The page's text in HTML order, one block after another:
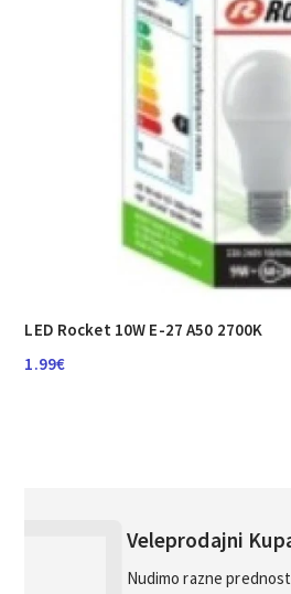
LED Rocket 10W E-27 A50 2700K
1.99€
Veleprodajni
Nudimo razne